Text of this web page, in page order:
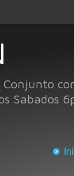
Sabados